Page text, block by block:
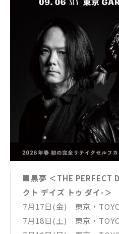
■黒夢 ＜THE PERFECT
クト デイズ トゥ ダイ-＞
7月17日(金) 東京・
7月18日(土) 東京・